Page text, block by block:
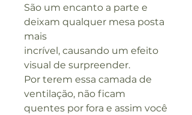
São um encanto a parte e
deixam qualquer mesa posta
mais
incrível, causando um efeito
visual de surpreender.
Por terem essa camada de
ventilação, não ficam
quentes por fora e assim você